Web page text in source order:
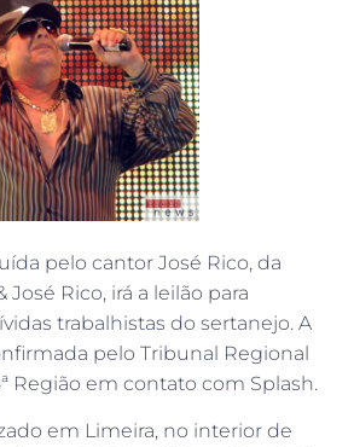
pelo cantor José Rico, da
Rico, irá a leilão para
trabalhistas do sertanejo. A
pelo Tribunal Regional
Região em contato com Splash.
em Limeira, no interior de